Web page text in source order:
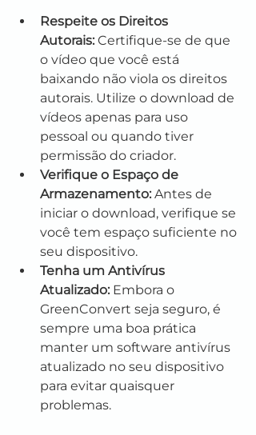
Respeite os Direitos
Autorais: Certifique-se de que
o vídeo que você está
baixando não viola os direitos
autorais. Utilize o download de
vídeos apenas para uso
pessoal ou quando tiver
permissão do criador.
Verifique o Espaço de
Armazenamento: Antes de
iniciar o download, verifique se
você tem espaço suficiente no
seu dispositivo.
Tenha um Antivírus
Atualizado: Embora o
GreenConvert seja seguro, é
sempre uma boa prática
manter um software antivírus
atualizado no seu dispositivo
para evitar quaisquer
problemas.